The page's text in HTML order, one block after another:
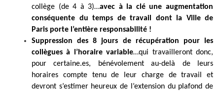
collège (de 4 à 3)…avec à la clé une augmentation
conséquente du temps de travail dont la Ville de
Paris porte l’entière responsabilité !
Suppression des 8 jours de récupération pour les
collègues à l’horaire variable…qui travailleront donc,
pour certaine.es, bénévolement au-delà de leurs
horaires compte tenu de leur charge de travail et
devront s’estimer heureux de l’extension du plafond de